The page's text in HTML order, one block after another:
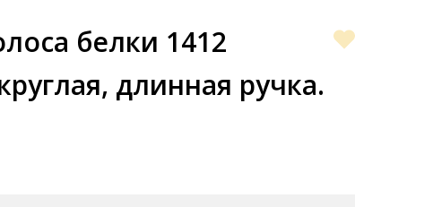
белки 1412
длинная ручка.